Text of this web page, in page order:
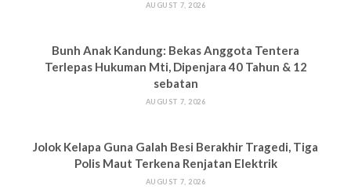
AUGUST 7, 2026
Bunh Anak Kandung: Bekas Anggota Tentera
Terlepas Hukuman Mti, Dipenjara 40 Tahun & 12
sebatan
AUGUST 7, 2026
Jolok Kelapa Guna Galah Besi Berakhir Tragedi, Tiga
Polis Maut Terkena Renjatan Elektrik
AUGUST 7, 2026